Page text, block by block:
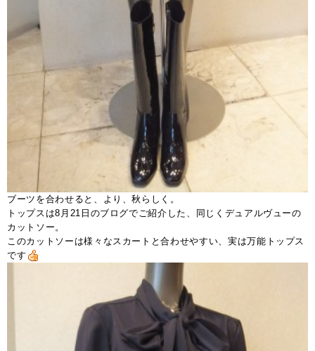
ブーツを合わせると、より、秋らしく。
トップスは8月21日のブログでご紹介した、同じくデュアルヴューの
カットソー。
このカットソーは様々なスカートと合わせやすい、実は万能トップス
です